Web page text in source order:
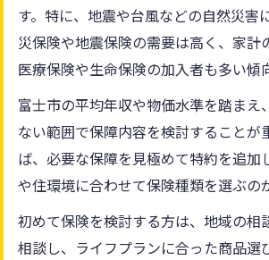
す。特に、地震や台風などの自然災害
災保険や地震保険の需要は高く、家計
医療保険や生命保険の加入者も多い傾
富士市の平均年収や物価水準を踏まえ
ない範囲で保障内容を検討することが
ば、必要な保障を見極めて特約を追加
や住環境に合わせて保険種類を選ぶの
初めて保険を検討する方は、地域の相
相談し、ライフプランに合った商品選